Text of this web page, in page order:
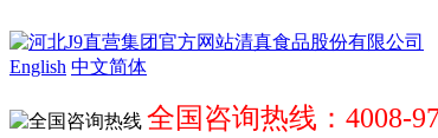
English 中文简体
全国咨询热线：4008-